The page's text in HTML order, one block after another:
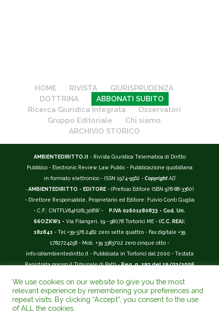
HOME RIVISTA
GIURISPRUDENZA
DOTTRINA
ABBONATI SUBITO
Ricerca Giuridica Integrata
Osservatori
Gruppo Editoriale
Chi siamo
ARCHIVIO STORICO
AMBIENTEDIRITTO.it - Rivista Giuridica Telematica di Diritto
Pubblico - Electronic Review Law Public - Pubblicazione quotidiana
in formato elettronico - ISSN 1974-9562 - Copyright AD
-AMBIENTEDIRITTO - EDITORE - (Prefisso Editore ISBN 978-88-3360)
- Direttore Responsabile, Proprietario ed Editore: Fulvio Conti Guglia
- C.F.: CNTFLV64H26L308W -
P.IVA 02601280833 - Cod. Un.
66OZKW1 - Via Filangeri, 19 - 98078 Tortorici ME - (C.C. REA):
182841 - Tel +39-376.2482 zero sette quattro - Fax digitale +39
1782724258 - Mob. +39 3383702 zero cinque otto -
info(at)ambientediritto.it - Pubblicata in Tortorici dal 2000 - Testata
Registrata presso il Tribunale di Patti -Reg. n. 197 del 19/07/2006
__________
La Rivista Giuridica AMBIENTEDIRITTO.IT ISSN 1974-9562
riconosciuta ed inserita nell'Area 12 - (
We use cookies on our website to give you the most
relevant experience by remembering your preferences and
repeat visits. By clicking “Accept”, you consent to the use
of ALL the cookies.